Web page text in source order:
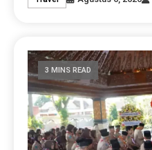
3 MINS READ